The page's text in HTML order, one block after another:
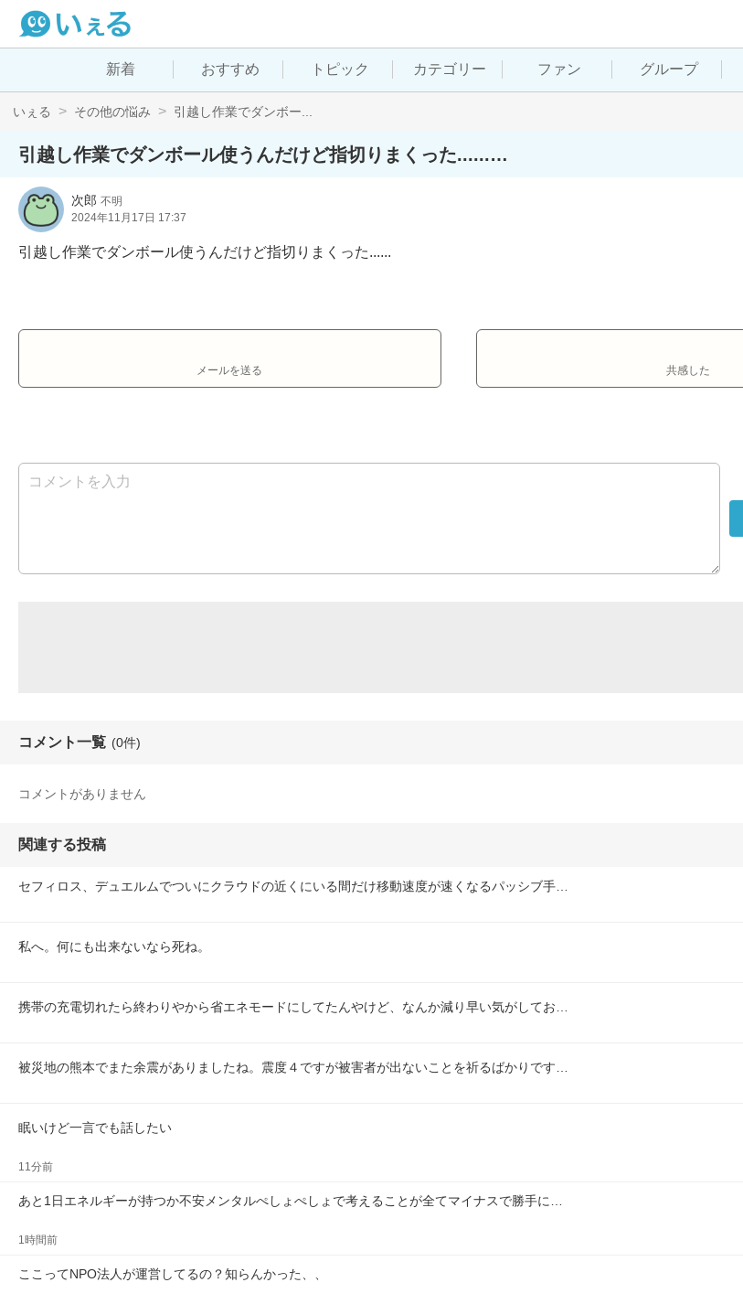
新着 おすすめ トピック カテゴリー ファン グループ
いぇる その他の悩み 引越し作業でダンボー...
引越し作業でダンボール使うんだけど指切りまくった......…
次郎 不明
2024年11月17日 17:37
引越し作業でダンボール使うんだけど指切りまくった......
メールを送る 共感した
コメント一覧 (0件)
コメントがありません
関連する投稿
セフィロス、デュエルムでついにクラウドの近くにいる間だけ移動速度が速くなるパッシブ手…
私へ。何にも出来ないなら死ね。
携帯の充電切れたら終わりやから省エネモードにしてたんやけど、なんか減り早い気がしてお…
被災地の熊本でまた余震がありましたね。震度４ですが被害者が出ないことを祈るばかりです…
眠いけど一言でも話したい
11分前
あと1日エネルギーが持つか不安メンタルぺしょぺしょで考えることが全てマイナスで勝手に…
1時間前
ここってNPO法人が運営してるの？知らんかった、、